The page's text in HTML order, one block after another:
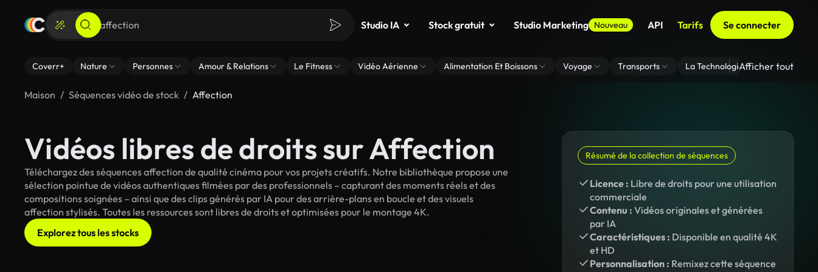
Studio IA Stock gratuit Studio Marketing Nouveau API Tarifs Se connecter
Coverr+ Nature Personnes Amour & Relations Le Fitness Vidéo Aérienne Alimentation Et Boissons Voyage Transports La Technologie Zoom En
Afficher tout
Maison Séquences vidéo de stock Affection
Vidéos libres de droits sur Affection
Téléchargez des séquences affection de qualité cinéma pour vos projets créatifs. Notre bibliothèque propose une
sélection pointue de vidéos authentiques filmées par des professionnels – capturant des moments réels et des
compositions soignées – ainsi que des clips générés par IA pour des arrière-plans en boucle et des visuels
affection stylisés. Toutes les ressources sont libres de droits et optimisées pour le montage 4K.
Explorez tous les stocks
Résumé de la collection de séquences
Licence : Libre de droits pour une utilisation
commerciale
Contenu : Vidéos originales et générées
par IA
Caractéristiques : Disponible en qualité 4K
et HD
Personnalisation : Remixez cette séquence